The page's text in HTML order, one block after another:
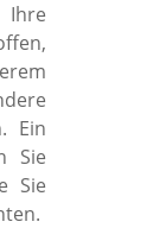
Ein
Sie
Sie